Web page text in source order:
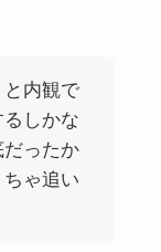
内観で
しかな
ったか
ゃ追い